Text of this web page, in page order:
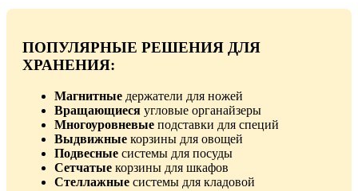
ПОПУЛЯРНЫЕ РЕШЕНИЯ ДЛЯ
ХРАНЕНИЯ:
Магнитные держатели для ножей
Вращающиеся угловые органайзеры
Многоуровневые подставки для специй
Выдвижные корзины для овощей
Подвесные системы для посуды
Сетчатые корзины для шкафов
Стеллажные системы для кладовой